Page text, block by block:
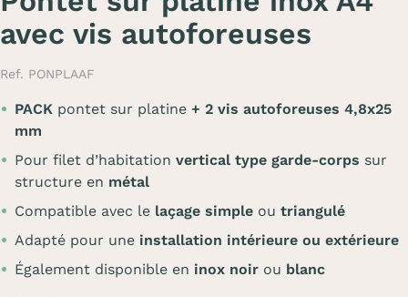
avec vis autoforeuses
Ref. PONPLAAF
PACK pontet sur platine + 2 vis autoforeuses 4,8x25
mm
Pour filet d’habitation vertical type garde-corps sur
structure en métal
Compatible avec le laçage simple ou triangulé
Adapté pour une installation intérieure ou extérieure
Également disponible en inox noir ou blanc